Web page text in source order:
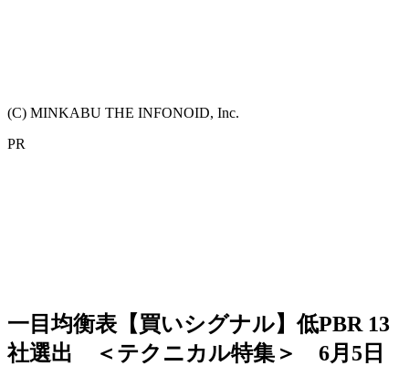
(C) MINKABU THE INFONOID, Inc.
PR
一目均衡表【買いシグナル】低PBR 13
社選出 ＜テクニカル特集＞ 6月5日